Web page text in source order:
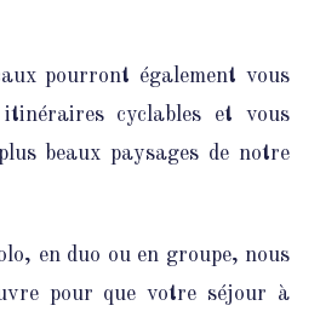
pourront également vous
cyclables et vous
beaux paysages de notre
en duo ou en groupe, nous
pour que votre séjour à